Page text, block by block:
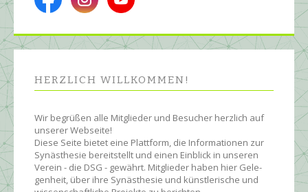
HERZLICH WILL­KOMMEN!
Wir begrüßen alle Mit­glie­der und Be­sucher herz­lich auf
unserer Web­seite!
Diese Seite bietet eine Platt­form, die Infor­ma­tionen zur
Syn­äs­the­sie be­reit­stellt und einen Ein­blick in unseren
Ver­ein - die DSG - ge­währt. Mit­glie­der ha­ben hier Ge­le­
gen­heit, über ihre Syn­äs­the­sie und künst­le­rische und